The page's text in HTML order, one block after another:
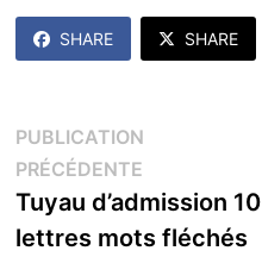
SHARE SHARE
Navigation
de
l’article
PUBLICATION
PRÉCÉDENTEPublication
précédente :
Tuyau d’admission 10
lettres mots fléchés